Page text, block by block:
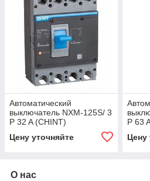
Автоматический
выключатель NXM-125S/ 3
P 32 A (CHINT)
Цену уточняйте
P 63
Цену
О нас